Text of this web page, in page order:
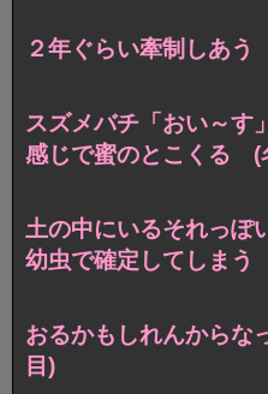
２年ぐらい牽制しあ
スズメバチ「おい～す
感じで蜜のとこくる (
土の中にいるそれっぽ
幼虫で確定してしま
おるかもしれんから
目)